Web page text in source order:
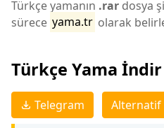
Türkçe yamanın .rar dosya
sürece yama.tr olarak
Türkçe Yama İndir
Telegram Alternatif